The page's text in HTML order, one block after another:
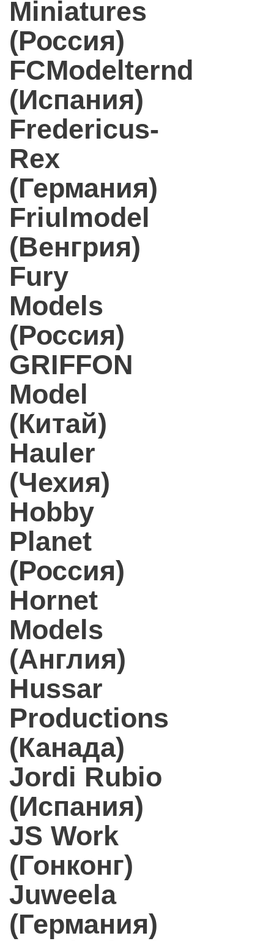
Miniatures
(Россия)
FCModelternd
(Испания)
Fredericus-
Rex
(Германия)
Friulmodel
(Венгрия)
Fury
Models
(Россия)
GRIFFON
Model
(Китай)
Hauler
(Чехия)
Hobby
Planet
(Россия)
Hornet
Models
(Англия)
Hussar
Productions
(Канада)
Jordi Rubio
(Испания)
JS Work
(Гонконг)
Juweela
(Германия)